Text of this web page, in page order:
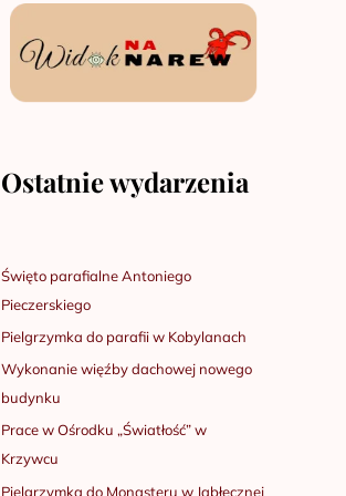
Ostatnie wydarzenia
Święto parafialne Antoniego
Pieczerskiego
Pielgrzymka do parafii w Kobylanach
Wykonanie więźby dachowej nowego
budynku
Prace w Ośrodku „Światłość” w
Krzywcu
Pielgrzymka do Monasteru w Jabłecznej